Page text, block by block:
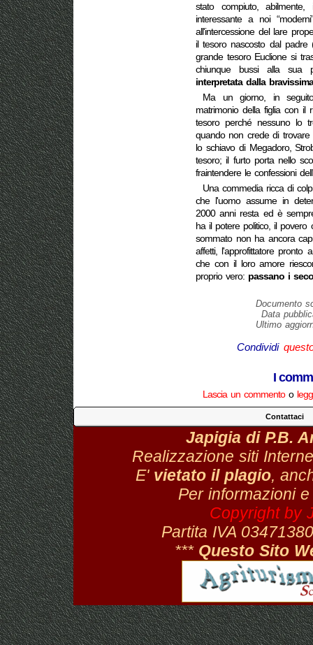
stato compiuto,
interessante a noi
all'intercessione del lare
il tesoro nascosto dal padre
grande tesoro Euclione si
chiunque bussi alla
interpretata dalla
Ma un giorno, in
matrimonio della figlia con il
tesoro perché nessuno lo
quando non crede di
lo schiavo di Megadoro,
tesoro; il furto porta nello
fraintendere le confessioni
Una commedia ricca di
che l'uomo assume in
2000 anni resta ed è
ha il potere politico, il
sommato non ha ancora
affetti, l'approfittatore pronto
che con il loro amore
proprio vero: passano i
Documento
Data
Ultimo
Condividi
I
Lascia un commentoo
Contattaci
Japigia di P.B.
Realizzazione siti
E' vietato il plagio,
Per informazioni
Copyright by
Partita IVA
*** Questo Sito